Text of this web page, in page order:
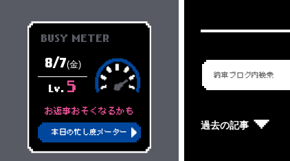
過去の記事
BUSY METER
8/7(金)
Lv. 5
お返事おそくなるかも
本日の忙し度メーター